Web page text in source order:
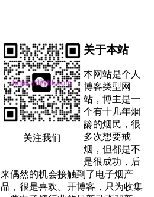
关注我们
关于本站
本网站是个人
博客类型网
站，博主是一
个有十几年烟
龄的烟民，很
多次想要戒
烟，但都是不
是很成功，后
来偶然的机会接触到了电子烟产
品，很是喜欢。开博客，只为收集